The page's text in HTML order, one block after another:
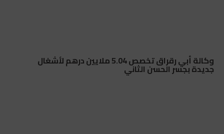
وكالة أبي رقراق تخصص 5.04 ملايين درهم لأشغال
جديدة بجسر الحسن الثاني